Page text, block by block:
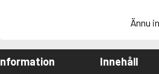
Ännu
Innehåll